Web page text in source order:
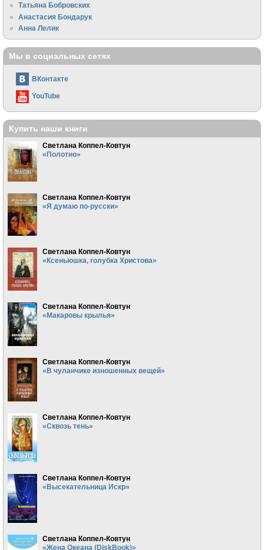
Татьяна Бобровских
Анастасия Бондарук
Анна Лелик
Мы в социальных сетях
ВКонтакте
YouTube
Купить наши книги
Светлана Коппел-Ковтун
«Полотно»
Светлана Коппел-Ковтун
«Я думаю по-русски»
Светлана Коппел-Ковтун
«Ксеньюшка, голубка Христова»
Светлана Коппел-Ковтун
«Макаровы крылья»
Светлана Коппел-Ковтун
«В чуланчике изношенных вещей»
Светлана Коппел-Ковтун
«Сквозь тень»
Светлана Коппел-Ковтун
«Высекательница Искр»
Светлана Коппел-Ковтун
«Жена Океана (DiskBook)»